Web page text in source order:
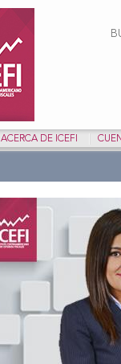
ACERCA DE ICEFI